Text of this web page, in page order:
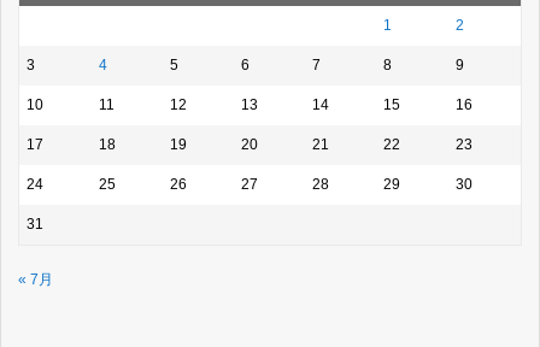
1 2
3 4 5 6 7 8 9
10 11 12 13 14 15 16
17 18 19 20 21 22 23
24 25 26 27 28 29 30
31
« 7月